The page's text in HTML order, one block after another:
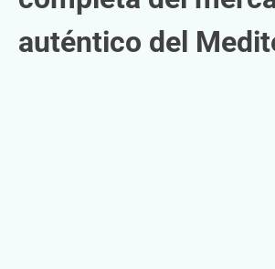
auténtico del